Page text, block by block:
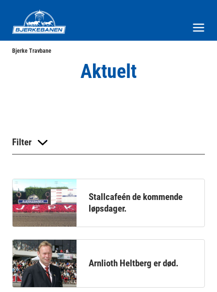
Bjerke Travbane
Aktuelt
Filter
Stallcafeén de kommende
løpsdager.
Arnlioth Heltberg er død.